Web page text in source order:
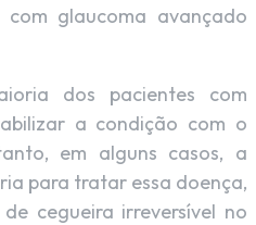
glaucoma avançado
dos pacientes com
a condição com o
em alguns casos, a
para tratar essa doença,
cegueira irreversível no